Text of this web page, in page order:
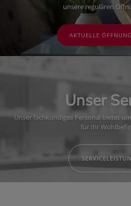
unsere regulären
AKTUELLE
Unser
Unser fachkundiges Personal bietet
für Ihr